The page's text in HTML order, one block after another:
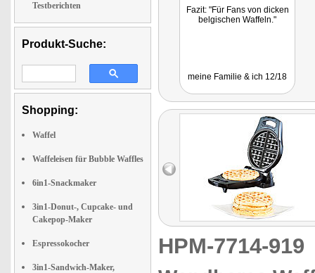
Testberichten
Produkt-Suche:
Shopping:
Waffel
Waffeleisen für Bubble Waffles
6in1-Snackmaker
3in1-Donut-, Cupcake- und
Cakepop-Maker
Espressokocher
3in1-Sandwich-Maker,
Fazit: "Für Fans von dicken
belgischen Waffeln."
meine Familie & ich 12/18
HPM-7714-